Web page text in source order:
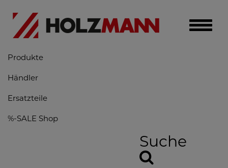
Toggle
Produkte
Händler
Ersatzteile
%-SALE Shop
Suche